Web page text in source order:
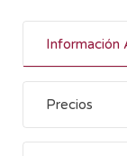
Información
Precios